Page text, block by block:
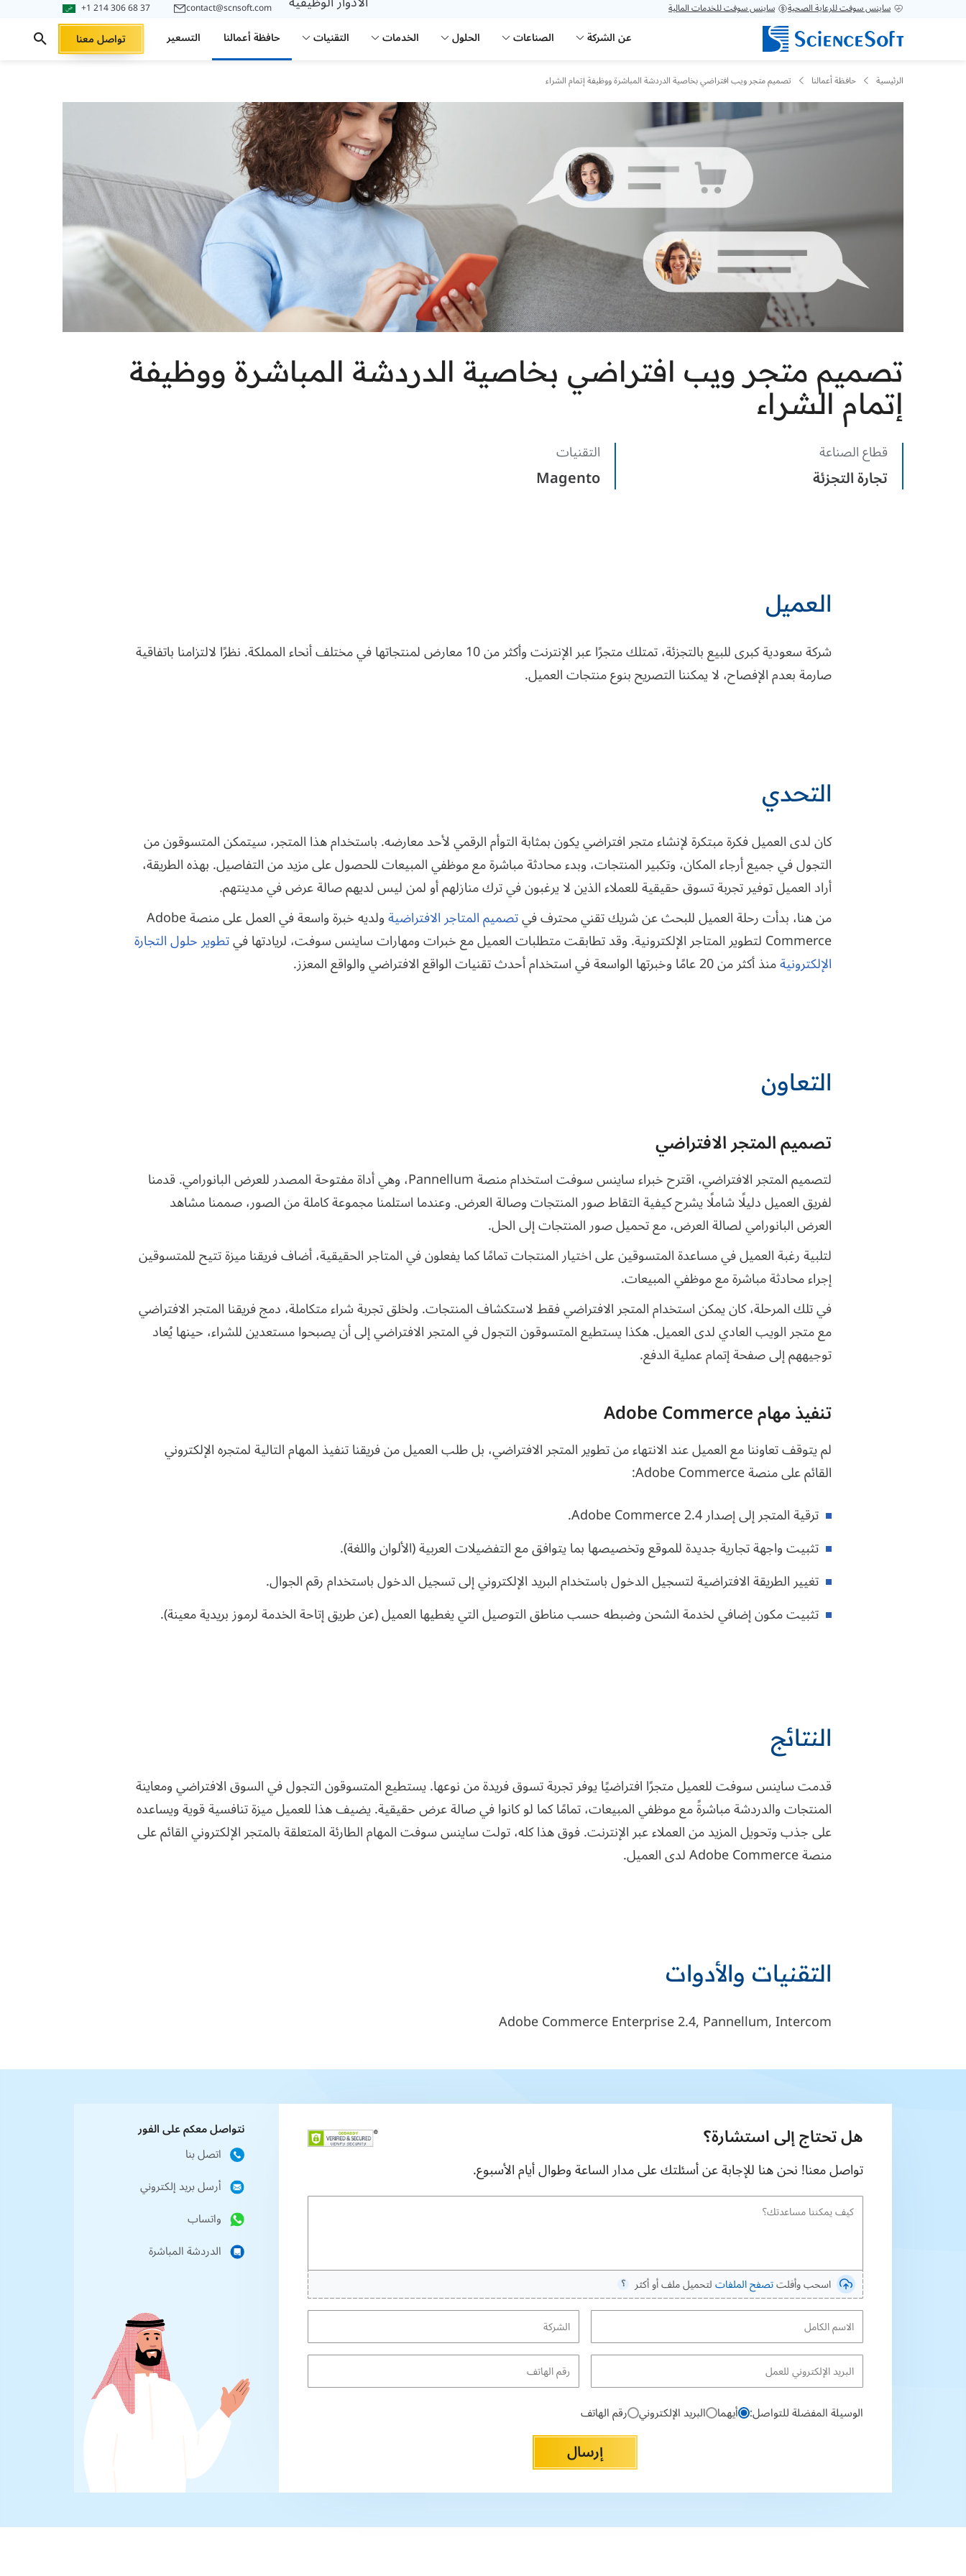
ساينس سوفت للرعاية الصحية ساينس سوفت للخدمات المالية contact@scnsoft.com
+1 214 306 68 37
عن الشركة الصناعات الحلول الخدمات التقنيات حافظة أعمالنا التسعير تواصل معنا
الرئيسية حافظة أعمالنا تصميم متجر ويب افتراضي بخاصية الدردشة المباشرة ووظيفة إتمام الشراء
تصميم متجر ويب افتراضي بخاصية الدردشة المباشرة ووظيفة
إتمام الشراء
قطاع الصناعة
تجارة التجزئة
التقنيات
Magento
العميل
شركة سعودية كبرى للبيع بالتجزئة، تمتلك متجرًا عبر الإنترنت وأكثر من 10 معارض لمنتجاتها في مختلف أنحاء المملكة. نظرًا لالتزامنا باتفاقية
صارمة بعدم الإفصاح، لا يمكننا التصريح بنوع منتجات العميل.
التحدي
كان لدى العميل فكرة مبتكرة لإنشاء متجر افتراضي يكون بمثابة التوأم الرقمي لأحد معارضه. باستخدام هذا المتجر، سيتمكن المتسوقون من
التجول في جميع أرجاء المكان، وتكبير المنتجات، وبدء محادثة مباشرة مع موظفي المبيعات للحصول على مزيد من التفاصيل. بهذه الطريقة،
أراد العميل توفير تجربة تسوق حقيقية للعملاء الذين لا يرغبون في ترك منازلهم أو لمن ليس لديهم صالة عرض في مدينتهم.
من هنا، بدأت رحلة العميل للبحث عن شريك تقني محترف فيتصميم المتاجر الافتراضية
ولديه خبرة واسعة في العمل على منصة Adobe
Commerce لتطوير المتاجر الإلكترونية. وقد تطابقت متطلبات العميل مع خبرات ومهارات ساينس سوفت، لريادتها في
تطوير حلول التجارة
الإلكترونيةمنذ أكثر من 20 عامًا وخبرتها الواسعة في استخدام أحدث تقنيات الواقع الافتراضي والواقع المعزز.
التعاون
تصميم المتجر الافتراضي
لتصميم المتجر الافتراضي، اقترح خبراء ساينس سوفت استخدام منصة Pannellum، وهي أداة مفتوحة المصدر للعرض البانورامي. قدمنا
لفريق العميل دليلًا شاملًا يشرح كيفية التقاط صور المنتجات وصالة العرض. وعندما استلمنا مجموعة كاملة من الصور، صممنا مشاهد
العرض البانورامي لصالة العرض، مع تحميل صور المنتجات إلى الحل.
لتلبية رغبة العميل في مساعدة المتسوقين على اختيار المنتجات تمامًا كما يفعلون في المتاجر الحقيقية، أضاف فريقنا ميزة تتيح للمتسوقين
إجراء محادثة مباشرة مع موظفي المبيعات.
في تلك المرحلة، كان يمكن استخدام المتجر الافتراضي فقط لاستكشاف المنتجات. ولخلق تجربة شراء متكاملة، دمج فريقنا المتجر الافتراضي
مع متجر الويب العادي لدى العميل. هكذا يستطيع المتسوقون التجول في المتجر الافتراضي إلى أن يصبحوا مستعدين للشراء، حينها يُعاد
توجيههم إلى صفحة إتمام عملية الدفع.
تنفيذ مهام Adobe Commerce
لم يتوقف تعاوننا مع العميل عند الانتهاء من تطوير المتجر الافتراضي، بل طلب العميل من فريقنا تنفيذ المهام التالية لمتجره الإلكتروني
القائم على منصة Adobe Commerce:
ترقية المتجر إلى إصدار Adobe Commerce 2.4.
تثبيت واجهة تجارية جديدة للموقع وتخصيصها بما يتوافق مع التفضيلات العربية (الألوان واللغة).
تغيير الطريقة الافتراضية لتسجيل الدخول باستخدام البريد الإلكتروني إلى تسجيل الدخول باستخدام رقم الجوال.
تثبيت مكون إضافي لخدمة الشحن وضبطه حسب مناطق التوصيل التي يغطيها العميل (عن طريق إتاحة الخدمة لرموز بريدية معينة).
النتائج
قدمت ساينس سوفت للعميل متجرًا افتراضيًا يوفر تجربة تسوق فريدة من نوعها. يستطيع المتسوقون التجول في السوق الافتراضي ومعاينة
المنتجات والدردشة مباشرةً مع موظفي المبيعات، تمامًا كما لو كانوا في صالة عرض حقيقية. يضيف هذا للعميل ميزة تنافسية قوية ويساعده
على جذب وتحويل المزيد من العملاء عبر الإنترنت. فوق هذا كله، تولت ساينس سوفت المهام الطارئة المتعلقة بالمتجر الإلكتروني القائم على
منصة Adobe Commerce لدى العميل.
التقنيات والأدوات
Adobe Commerce Enterprise 2.4, Pannellum, Intercom
هل تحتاج إلى استشارة؟
تواصل معنا! نحن هنا للإجابة عن أسئلتك على مدار الساعة وطوال أيام الأسبوع.
اسحب وأفلتتصفح الملفاتلتحميل ملف أو أكثر ⸮
الوسيلة المفضلة للتواصل: أيهما البريد الإلكتروني رقم الهاتف
إرسال
نتواصل معكم على الفور
اتصل بنا
أرسل بريد إلكتروني
واتساب
الدردشة المباشرة